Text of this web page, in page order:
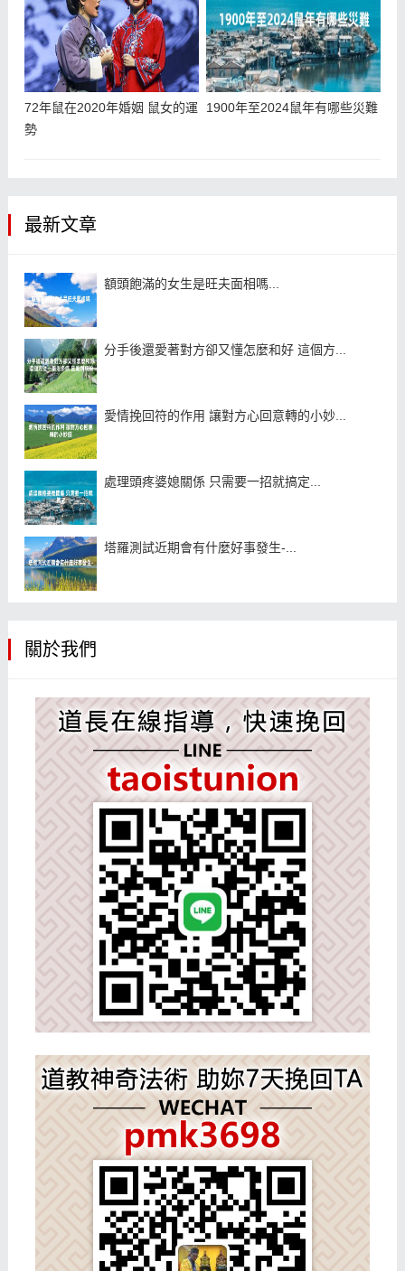
72年鼠在2020年婚姻 鼠女的運
勢
1900年至2024鼠年有哪些災難
最新文章
額頭飽滿的女生是旺夫面相嗎...
分手後還愛著對方卻又懂怎麼和好 這個方...
愛情挽回符的作用 讓對方心回意轉的小妙...
處理頭疼婆媳關係 只需要一招就搞定...
塔羅測試近期會有什麼好事發生-...
關於我們